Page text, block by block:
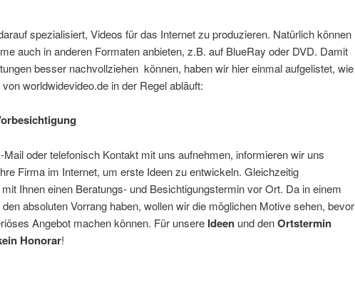
spezialisiert, Videos für das Internet zu produzieren. Natürlich können
auch in anderen Formaten anbieten, z.B. auf BlueRay oder DVD. Damit
besser nachvollziehen können, haben wir hier einmal aufgelistet, wie
worldwidevideo.de in der Regel abläuft:
Mail oder telefonisch Kontakt mit uns aufnehmen, informieren wir uns
Firma im Internet, um erste Ideen zu entwickeln. Gleichzeitig
Ihnen einen Beratungs- und Besichtigungstermin vor Ort. Da in einem
absoluten Vorrang haben, wollen wir die möglichen Motive sehen, bevor
Angebot machen können. Für unsere Ideen und denOrtstermin
Honorar!